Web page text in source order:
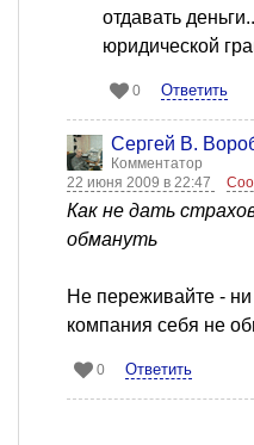
отдавать
юридической
0 Ответить
Сергей В.
Комментатор
22 июня 2009 в 22:47
Как не дать
обмануть
Не переживайте -
компания себя не
0 Ответить